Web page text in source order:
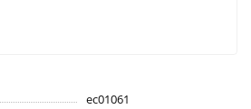
ec01061